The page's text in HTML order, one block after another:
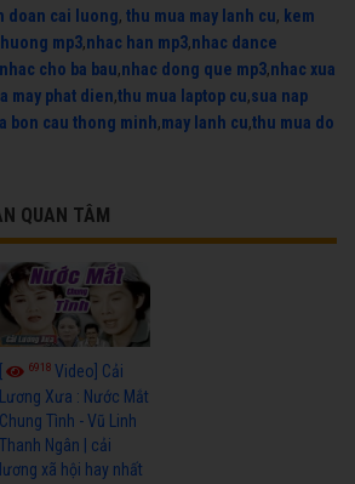
doan cai luong, thu mua may lanh cu, kem
mp3,nhac han mp3,nhac dance
nhac cho ba bau,nhac dong que mp3,nhac xua
may phat dien,thu mua laptop cu,sua nap
bon cau thong minh,may lanh cu,thu mua do
QUAN TÂM
[ 6918Video] Cải
Lương Xưa : Nước Mắt
Chung Tình - Vũ Linh
Thanh Ngân | cải
lương xã hội hay nhất